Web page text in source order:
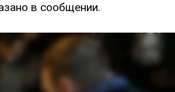
в сообщении.